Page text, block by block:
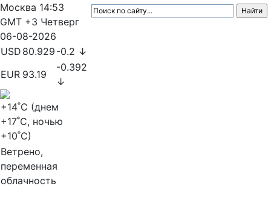
Москва 14:53
GMT +3 Четверг
06-08-2026
USD 80.929 -0.2 ↓
EUR 93.19
-0.392
↓
+14˚C (днем
+17˚C, ночью
+10˚C)
Ветрено,
переменная
облачность